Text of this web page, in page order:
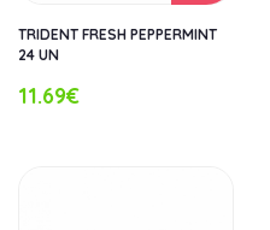
TRIDENT FRESH PEPPERMINT
24 UN
11.69€